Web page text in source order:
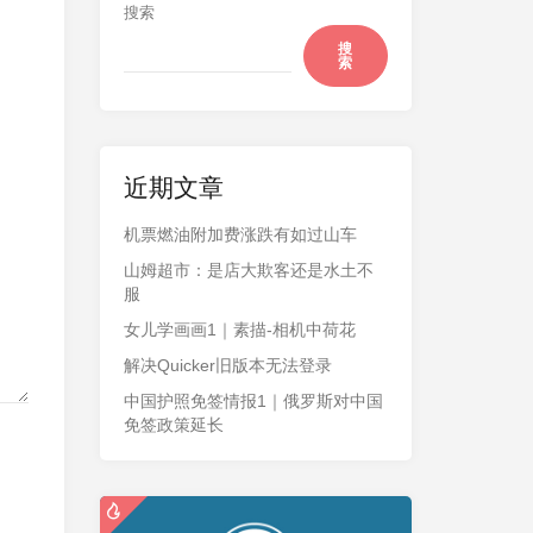
搜索
搜
索
近期文章
机票燃油附加费涨跌有如过山车
山姆超市：是店大欺客还是水土不
服
女儿学画画1｜素描-相机中荷花
解决Quicker旧版本无法登录
中国护照免签情报1｜俄罗斯对中国
免签政策延长